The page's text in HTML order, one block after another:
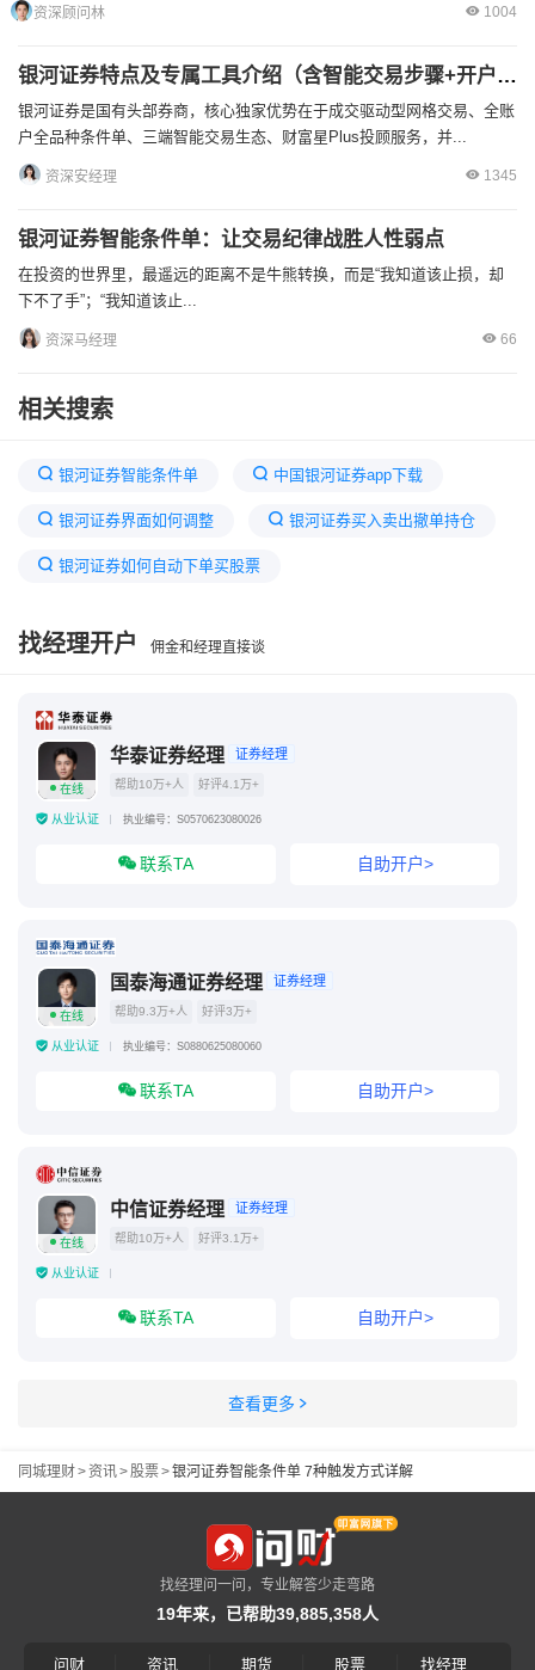
资深顾问林 1004
银河证券特点及专属工具介绍（含智能交易步骤+开户指引）
银河证券是国有头部券商，核心独家优势在于成交驱动型网格交易、全账
户全品种条件单、三端智能交易生态、财富星Plus投顾服务，并...
资深安经理 1345
银河证券智能条件单：让交易纪律战胜人性弱点
在投资的世界里，最遥远的距离不是牛熊转换，而是“我知道该止损，却
下不了手”；“我知道该止...
资深马经理 66
相关搜索
银河证券智能条件单 中国银河证券app下载
银河证券界面如何调整 银河证券买入卖出撤单持仓
银河证券如何自动下单买股票
银河证券一天期扫单怎么取消
银河证券可用资金和可取资金
银河证券模拟炒股在哪
找经理开户 佣金和经理直接谈
在线
华泰证券经理 证券经理
帮助10万+人 好评4.1万+
从业认证 执业编号：S0570623080026
联系TA 自助开户>
在线
国泰海通证券经理 证券经理
帮助9.3万+人 好评3万+
从业认证 执业编号：S0880625080060
联系TA 自助开户>
在线
中信证券经理 证券经理
帮助10万+人 好评3.1万+
从业认证
联系TA 自助开户>
查看更多
同城理财>资讯>股票>银河证券智能条件单 7种触发方式详解
找经理问一问，专业解答少走弯路
19年来，已帮助39,885,358人
问财 资讯 期货 股票 找经理